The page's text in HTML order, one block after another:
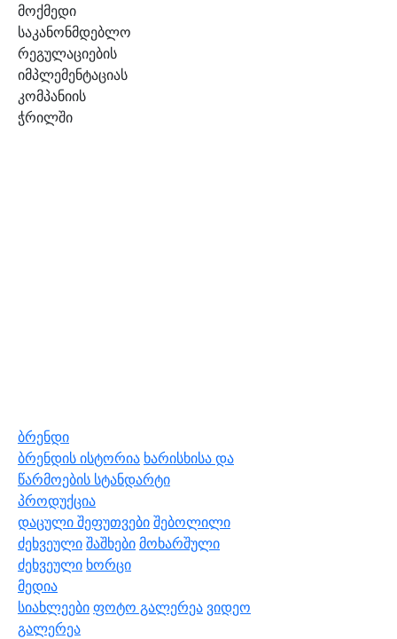
მოქმედი
საკანონმდებლო
რეგულაციების
იმპლემენტაციას
კომპანიის
ჭრილში
ბრენდი
ბრენდის ისტორია ხარისხისა და
წარმოების სტანდარტი
პროდუქცია
დაცული შეფუთვებიშებოლილი
ძეხვეულიშაშხებიმოხარშული
ძეხვეული ხორცი
მედია
სიახლეებიფოტო გალერეა ვიდეო
გალერეა